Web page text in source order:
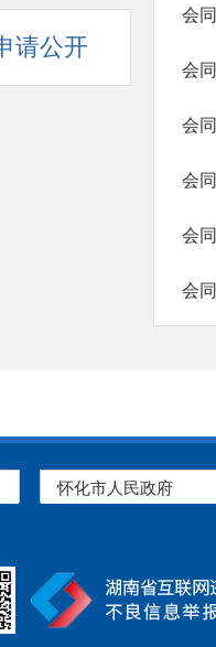
请公开
会
会
会
会
会
会
怀化市人民政府